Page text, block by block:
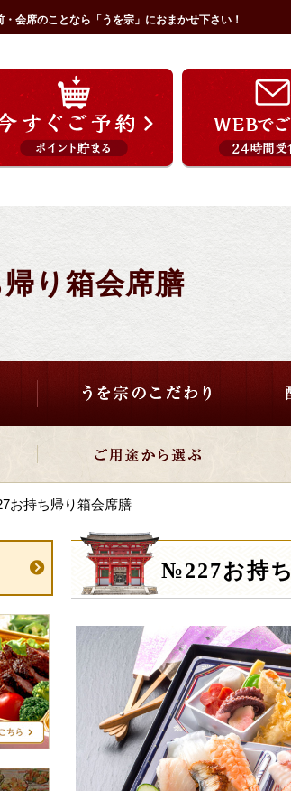
会席のことなら「うを宗」におまかせ下さい！
り箱会席膳
HOME うを宗のこだわり
ご用途から選ぶ
お持ち帰り箱会席膳
№227お持